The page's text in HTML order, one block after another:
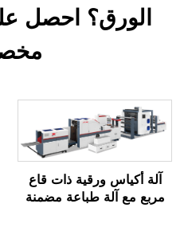
الورق؟ احصل
آلة أكياس ورقية ذات قاع
مربع مع آلة طباعة مضمنة